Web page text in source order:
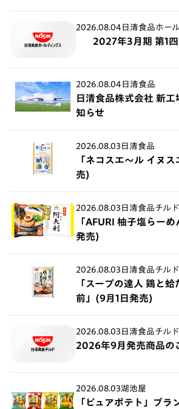
2026.08.04 日清食品ホー
2027年3月期 第1
2026.08.04 日清食品
日清食品株式会社 新
知らせ
2026.08.03 日清食品
「ネコスエ～ル イヌ
売)
2026.08.03 日清食品チルド
「AFURI 柚子塩らー
発売)
2026.08.03 日清食品チルド
「スープの達人 鶏と
前」(9月1日発売)
2026.08.03 日清食品チルド
2026年9月発売商品の
2026.08.03湖池屋
「ピュアポテト」ブラ